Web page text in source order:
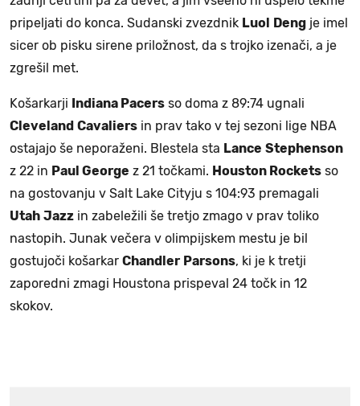
pripeljati do konca. Sudanski zvezdnik Luol Deng je imel
sicer ob pisku sirene priložnost, da s trojko izenači, a je
zgrešil met.
Košarkarji Indiana Pacers so doma z 89:74 ugnali
Cleveland Cavaliers in prav tako v tej sezoni lige NBA
ostajajo še neporaženi. Blestela sta Lance Stephenson
z 22 in Paul George z 21 točkami. Houston Rockets so
na gostovanju v Salt Lake Cityju s 104:93 premagali
Utah Jazz in zabeležili še tretjo zmago v prav toliko
nastopih. Junak večera v olimpijskem mestu je bil
gostujoči košarkar Chandler Parsons, ki je k tretji
zaporedni zmagi Houstona prispeval 24 točk in 12
skokov.